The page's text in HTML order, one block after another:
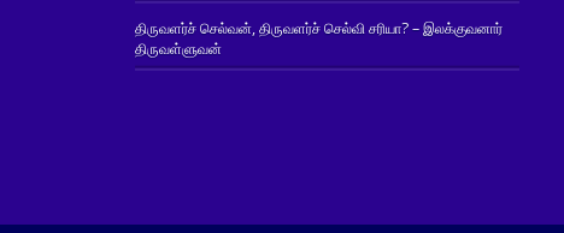
திருவளர்ச் செல்வன், திருவளர்ச் செல்வி சரியா? – இலக்குவனார்
திருவள்ளுவன்